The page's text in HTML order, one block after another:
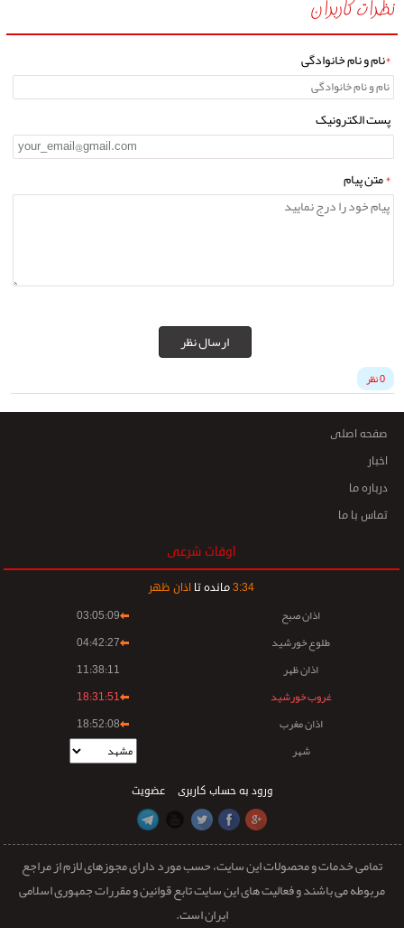
نظرات کاربران
*نام و نام خانوادگی
پست الکترونیک
*متن پیام
ارسال نظر
0 نظر
صفحه اصلی
اخبار
درباره ما
تماس با ما
اوقات شرعی
3:34 مانده تا اذان ظهر
اذان صبح
03:05:09
طلوع خورشید
04:42:27
اذان ظهر
11:38:11
غروب خورشید
18:31:51
اذان مغرب
18:52:08
شهر
عضویت ورود به حساب کاربری
تمامی خدمات و محصولات این سایت، حسب مورد دارای مجوزهای لازم از مراجع
مربوطه می باشند و فعالیت های این سایت تابع قوانین و مقررات جمهوری اسلامی
ایران است.